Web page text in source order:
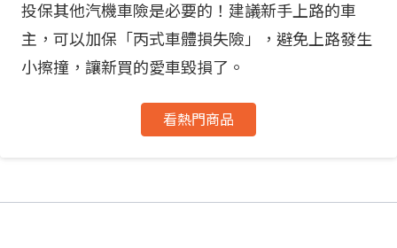
投保其他汽機車險是必要的！建議新手上路的車
主，可以加保「丙式車體損失險」，避免上路發生
小擦撞，讓新買的愛車毀損了。
看熱門商品